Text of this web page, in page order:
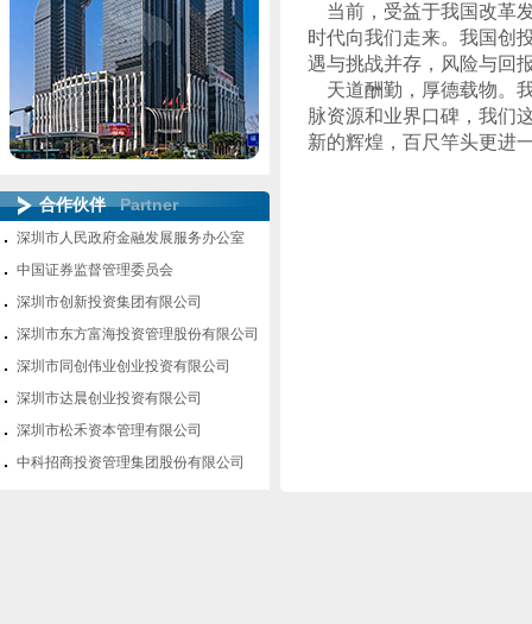
当前，受益于我国改革
时代向我们走来。我国创
遇与挑战并存，风险与回
天道酬勤，厚德载物。
脉资源和业界口碑，我们
新的辉煌，百尺竿头更进
合作伙伴 Partner
深圳市人民政府金融发展服务办公室
中国证券监督管理委员会
深圳市创新投资集团有限公司
深圳市东方富海投资管理股份有限公司
深圳市同创伟业创业投资有限公司
深圳市达晨创业投资有限公司
深圳市松禾资本管理有限公司
中科招商投资管理集团股份有限公司